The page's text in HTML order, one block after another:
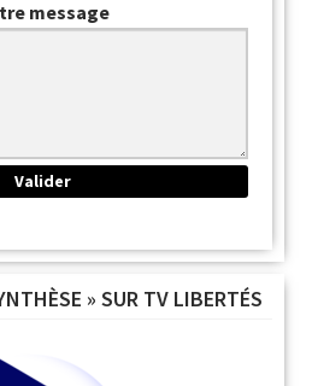
message
» SUR TV LIBERTÉS